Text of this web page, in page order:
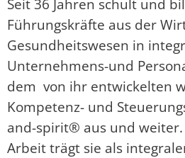
Führungskräfte aus der
Gesundheitswesen in
Unternehmens-und
dem von ihr entwickelten
Kompetenz- und
and-spirit® aus und weiter.
Arbeit trägt sie als